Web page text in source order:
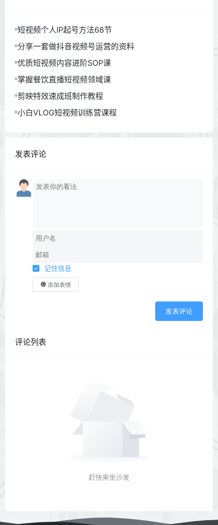
短视频个人IP起号方法68节
分享一套做抖音视频号运营的资料
优质短视频内容进阶SOP课
掌握餐饮直播短视频领域课
剪映特效速成班制作教程
小白VLOG短视频训练营课程
发表评论
记住信息
添加表情
发表评论
评论列表
赶快来坐沙发